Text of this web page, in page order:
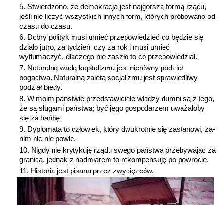
Stwierdzono, że demokracja jest najgorszą formą rządu,
jeśli nie liczyć wszystkich innych form, których próbowano od
czasu do czasu.
Dobry polityk musi umieć przepowiedzieć co będzie się
działo jutro, za tydzień, czy za rok i musi umieć
wytłumaczyć, dlaczego nie zaszło to co przepowiedział.
Naturalną wadą kapitalizmu jest nierówny podział
bogactwa. Naturalną zaletą socjalizmu jest sprawiedliwy
podział biedy.
W moim państwie przedstawiciele władzy dumni są z tego,
że są sługami państwa; być jego gospodarzem uważałoby
się za hańbę.
Dyplomata to człowiek, który dwukrotnie się zastanowi, za­
nim nic nie powie.
Nigdy nie krytykuję rządu swego państwa przebywając za
granicą, jednak z nadmiarem to rekompensuję po powrocie.
Historia jest pisana przez zwycięzców.